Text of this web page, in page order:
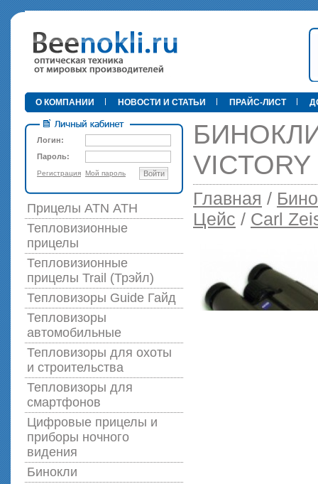
•
О КОМПАНИИ НОВОСТИ И СТАТЬИ ПРАЙС-ЛИСТ
Логин:
Пароль:
Регистрация Мой пароль Войти
Прицелы ATN АТН
Тепловизионные
прицелы
Тепловизионные
прицелы Trail (Трэйл)
Тепловизоры Guide Гайд
Тепловизоры
автомобильные
Тепловизоры для охоты
и строительства
Тепловизоры для
смартфонов
Цифровые прицелы и
приборы ночного
видения
Бинокли
БИНОКЛИ
Главная /
Цейс / Carl